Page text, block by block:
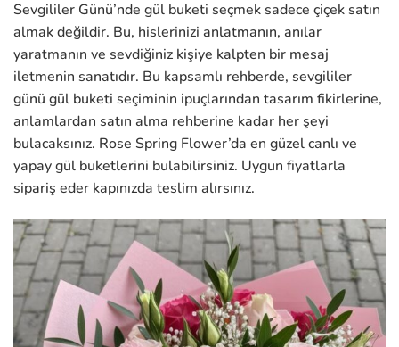
Sevgililer Günü’nde gül buketi seçmek sadece çiçek satın
almak değildir. Bu, hislerinizi anlatmanın, anılar
yaratmanın ve sevdiğiniz kişiye kalpten bir mesaj
iletmenin sanatıdır. Bu kapsamlı rehberde, sevgililer
günü gül buketi seçiminin ipuçlarından tasarım fikirlerine,
anlamlardan satın alma rehberine kadar her şeyi
bulacaksınız. Rose Spring Flower’da en güzel canlı ve
yapay gül buketlerini bulabilirsiniz. Uygun fiyatlarla
sipariş eder kapınızda teslim alırsınız.